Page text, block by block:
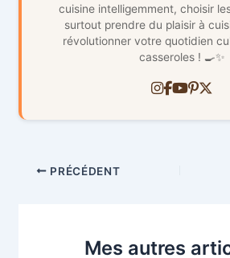
cuisine intelligemment, choisir
surtout prendre du plaisir à
révolutionner votre quotidien
casseroles ! 🍳✨
PRÉCÉDENT
Mes autres